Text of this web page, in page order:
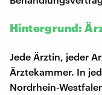
Hintergrund:
Jede Ärztin, jeder
Ärztekammer. In
Nordrhein-